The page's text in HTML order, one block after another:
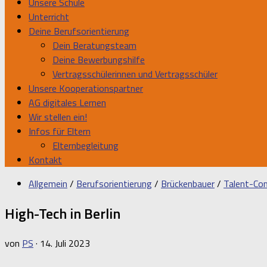
Unterricht
Deine Berufsorientierung
Dein Beratungsteam
Deine Bewerbungshilfe
Vertragsschülerinnen und Vertragsschüler
Unsere Kooperationspartner
AG digitales Lernen
Wir stellen ein!
Infos für Eltern
Elternbegleitung
Kontakt
Allgemein / Berufsorientierung/ Brückenbauer/ Talent-
High-Tech in Berlin
von PS · 14. Juli 2023